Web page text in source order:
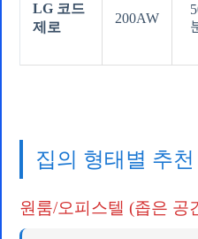
LG 코드
제로
200AW
집의 형태별 추천
원룸/오피스텔 (좁은 공